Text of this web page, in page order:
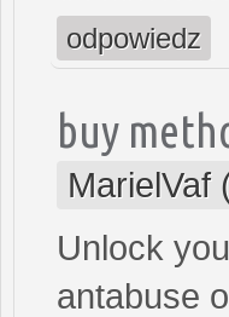
odpowiedz
buy
MarielVaf
Unlock
antabuse